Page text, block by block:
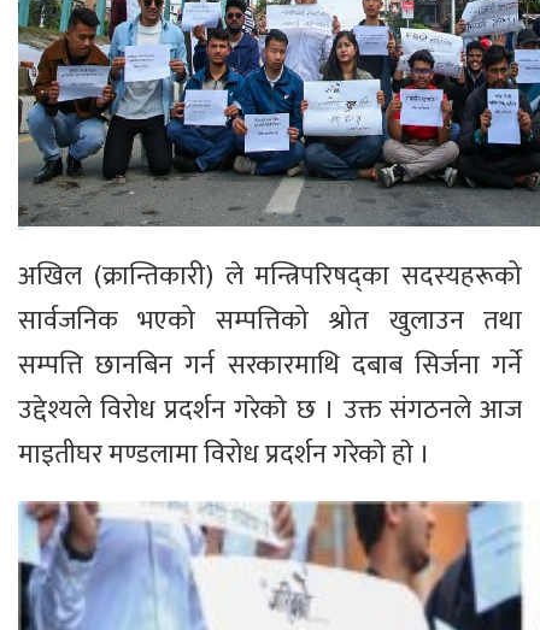
अखिल (क्रान्तिकारी) ले मन्त्रिपरिषद्का सदस्यहरूको
सार्वजनिक भएको सम्पत्तिको श्रोत खुलाउन तथा
सम्पत्ति छानबिन गर्न सरकारमाथि दबाब सिर्जना गर्ने
उद्देश्यले विरोध प्रदर्शन गरेकाे छ । उक्त संगठनले आज
माइतीघर मण्डलामा विरोध प्रदर्शन गरेकाे हाे ।